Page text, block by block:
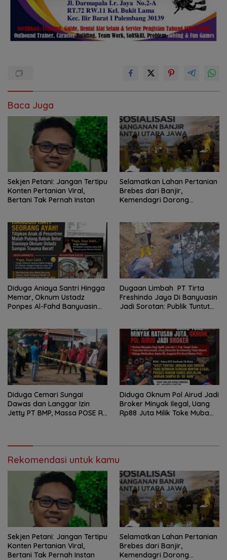
Baca Juga
Sekjen Petani: Jangan Tertipu
Konten Pertanian Viral,
Bertani Tak Pernah Instan
Selamatkan Lahan Pertanian
Brebes dari Banjir,
Kemendagri Dorong
Diduga Aniaya Santri Hingga
Memar, Oknum Ustadz
Ponpes Al-Fahd Banyuasin
Dugaan Limbah PT Tirta
Freshindo Jaya Di Banyuasin
Jadi Sorotan: Publik Tuntut
Diduga Cemari Sungai
Dawas dan Langgar Izin
Jetty PT BMP, Massa POSE RI
Diduga Oknum Pol Airud Jadi
Broker Minyak Ilegal, Uang
Rp88 Juta Milik Toke Muba
Rekomendasi untuk kamu
Sekjen Petani: Jangan Tertipu
Konten Pertanian Viral,
Bertani Tak Pernah Instan
Selamatkan Lahan Pertanian
Brebes dari Banjir,
Kemendagri Dorong